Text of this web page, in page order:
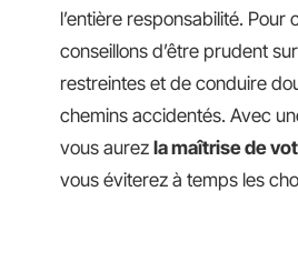
l’entière responsabilité. Pour
conseillons d’être prudent
restreintes et de conduire
chemins accidentés. Avec
vous aurez la maîtrise de
vous éviterez à temps les